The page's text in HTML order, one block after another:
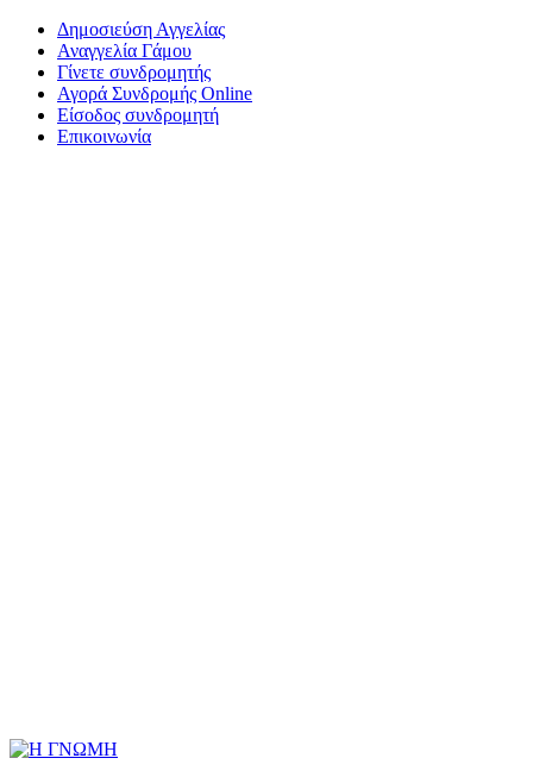
Δημοσιεύση Αγγελίας
Αναγγελία Γάμου
Γίνετε συνδρομητής
Αγορά Συνδρομής Online
Είσοδος συνδρομητή
Επικοινωνία